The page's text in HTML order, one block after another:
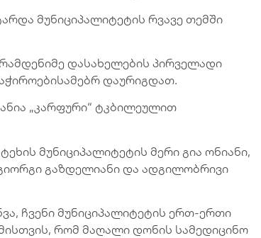
მუნიციპალიტეტის რვავე თემში
დასახელების პირველადი
დაურიგდათ.
„კარფური“ ტკბილეულით
მუნიციპალიტეტის მერი გია ონიანი,
გაზდელიანი და ადგილობრივი
ჩვენი მუნიციპალიტეტის ერთ-ერთი
რომ მაღალი დონის სამედიცინო